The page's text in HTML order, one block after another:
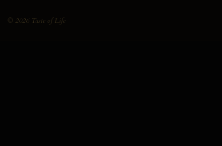
© 2026 Taste of Life